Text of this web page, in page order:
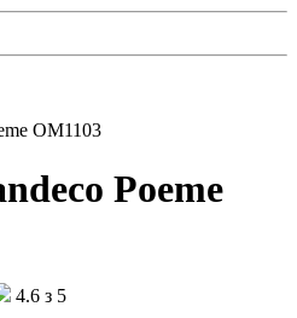
OM1103
Poeme
4.6 з 5